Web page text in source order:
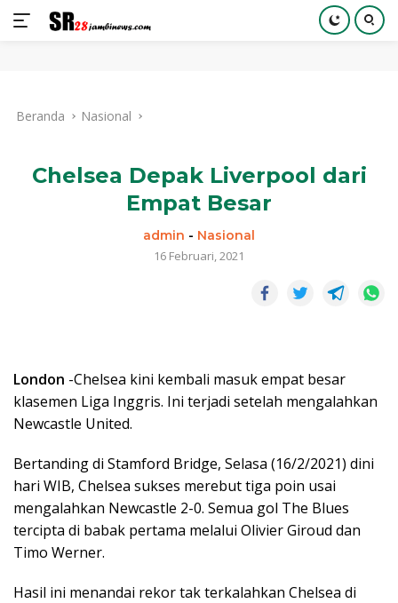
kontenBeranda Nasional
Chelsea Depak Liverpool dari
Empat Besar
admin - Nasional
16 Februari, 2021
London -Chelsea kini kembali masuk empat besar
klasemen Liga Inggris. Ini terjadi setelah mengalahkan
Newcastle United.
Bertanding di Stamford Bridge, Selasa (16/2/2021) dini
hari WIB, Chelsea sukses merebut tiga poin usai
mengalahkan Newcastle 2-0. Semua gol The Blues
tercipta di babak pertama melalui Olivier Giroud dan
Timo Werner.
Hasil ini menandai rekor tak terkalahkan Chelsea di